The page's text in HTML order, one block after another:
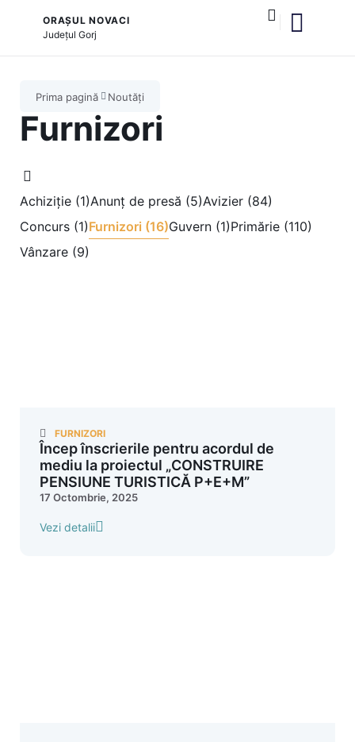
ORAȘUL NOVACI
JudețulGorj
Prima pagină Noutăți
Furnizori
Achiziție (1)Anunț de presă (5)Avizier (84)
Concurs (1)Furnizori (16)Guvern (1)Primărie (110)
Vânzare (9)
FURNIZORI
Încep înscrierile pentru acordul de
mediu la proiectul „CONSTRUIRE
PENSIUNE TURISTICĂ P+E+M”
17 Octombrie, 2025
Vezi detalii